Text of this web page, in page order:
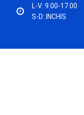
L-V: 9.00-17.00
S-D: INCHIS